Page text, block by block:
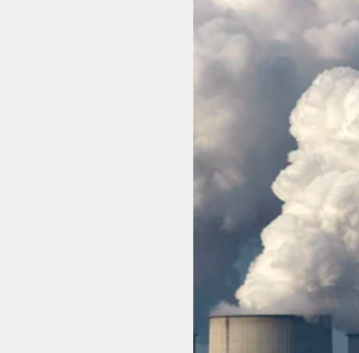
verlag
veranstaltungen
shop
fragen & hilfe
unterstützen
abo